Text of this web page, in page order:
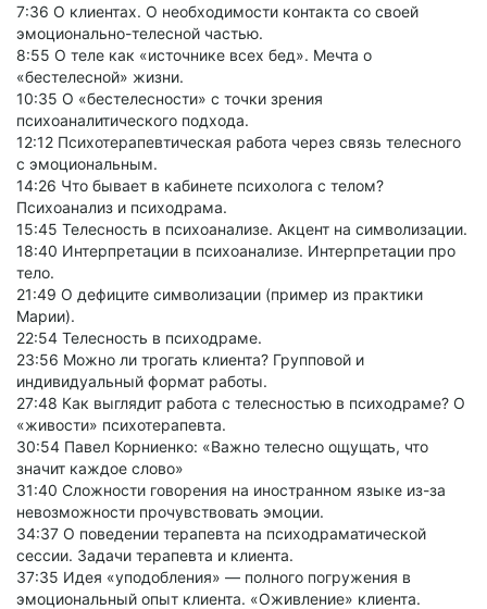
7:36 О клиентах. О необходимости контакта со своей
эмоционально-телесной частью.
8:55 О теле как «источнике всех бед». Мечта о
«бестелесной» жизни.
10:35 О «бестелесности» с точки зрения
психоаналитического подхода.
12:12 Психотерапевтическая работа через связь телесного
с эмоциональным.
14:26 Что бывает в кабинете психолога с телом?
Психоанализ и психодрама.
15:45 Телесность в психоанализе. Акцент на символизации.
18:40 Интерпретации в психоанализе. Интерпретации про
тело.
21:49 О дефиците символизации (пример из практики
Марии).
22:54 Телесность в психодраме.
23:56 Можно ли трогать клиента? Групповой и
индивидуальный формат работы.
27:48 Как выглядит работа с телесностью в психодраме? О
«живости» психотерапевта.
30:54 Павел Корниенко: «Важно телесно ощущать, что
значит каждое слово»
31:40 Сложности говорения на иностранном языке из-за
невозможности прочувствовать эмоции.
34:37 О поведении терапевта на психодраматической
сессии. Задачи терапевта и клиента.
37:35 Идея «уподобления» — полного погружения в
эмоциональный опыт клиента. «Оживление» клиента.